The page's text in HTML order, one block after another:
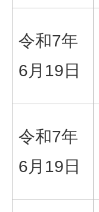
令和7年
6月19日
令和7年
6月19日